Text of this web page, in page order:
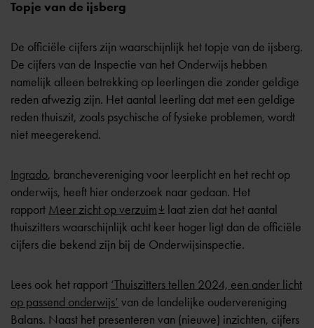
Topje van de ijsberg
De officiële cijfers zijn waarschijnlijk het topje van de ijsberg.
De cijfers van de Inspectie van het Onderwijs hebben
namelijk alleen betrekking op leerlingen die zonder geldige
reden afwezig zijn. Het aantal leerling dat met een geldige
reden thuiszit, zoals psychische of fysieke problemen, wordt
niet meegerekend.
Ingrado, branchevereniging voor leerplicht en het recht op
onderwijs, heeft hier onderzoek naar gedaan. Het
rapport Meer zicht op verzuim
laat zien dat het aantal
thuiszitters waarschijnlijk acht keer hoger ligt dan de officiële
cijfers die bekend zijn bij de Onderwijsinspectie.
Lees ook het rapport ‘Thuiszitters tellen 2024, een ander licht
op passend onderwijs’ van de landelijke oudervereniging
Balans. Naast het presenteren van (nieuwe) inzichten, cijfers